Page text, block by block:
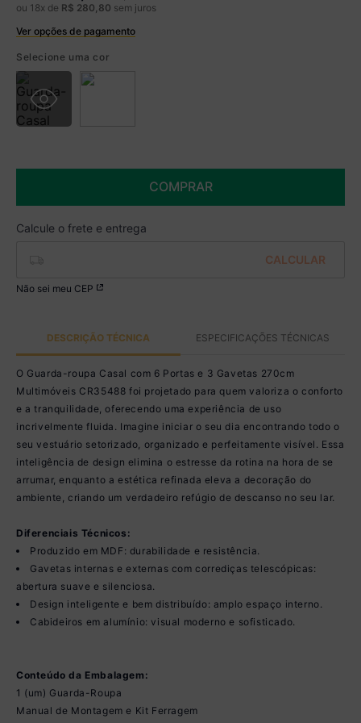
ou 18x de R$ 280 80 sem juros
Ver opções de pagamento
Boleto
R$ 4.179,99 à vista no Boleto
Você economiza
Selecione uma cor
COMPRAR
Não sei meu CEP
DESCRIÇÃO TÉCNICA ESPECIFICAÇÕES TÉCNICAS
O Guarda-roupa Casal com 6 Portas e 3 Gavetas 270cm
Multimóveis CR35488 foi projetado para quem valoriza o conforto
e a tranquilidade, oferecendo uma experiência de uso
incrivelmente fluida. Imagine iniciar o seu dia encontrando todo o
seu vestuário setorizado, organizado e perfeitamente visível. Essa
inteligência de design elimina o estresse da rotina na hora de se
arrumar, enquanto a estética refinada eleva a decoração do
ambiente, criando um verdadeiro refúgio de descanso no seu lar.
Diferenciais Técnicos:
Produzido em MDF: durabilidade e resistência.
Gavetas internas e externas com corrediças telescópicas:
abertura suave e silenciosa.
Design inteligente e bem distribuído: amplo espaço interno.
Cabideiros em alumínio: visual moderno e sofisticado.
Conteúdo da Embalagem:
1 (um) Guarda-Roupa
Manual de Montagem e Kit Ferragem